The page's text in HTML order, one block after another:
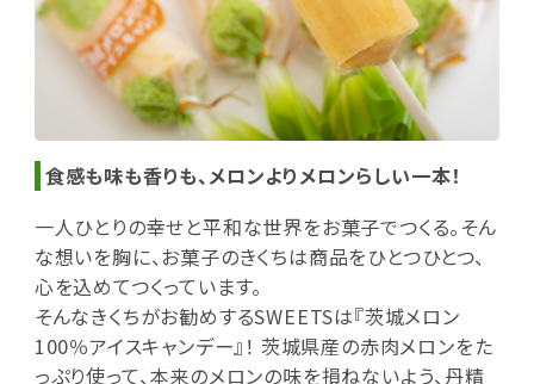
食感も味も香りも、メロンよりメロンらしい一本！
一人ひとりの幸せと平和な世界をお菓子でつくる。そん
な想いを胸に、お菓子のきくちは商品をひとつひとつ、
心を込めてつくっています。
そんなきくちがお勧めするSWEETSは『茨城メロン
100％アイスキャンデー』！ 茨城県産の赤肉メロンをた
っぷり使って、本来のメロンの味を損ねないよう、丹精